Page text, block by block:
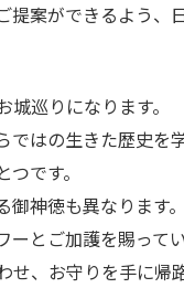
案ができるよう、
巡りになります。
はの生きた歴史を
です。
神徳も異なります。
とご加護を賜って
、お守りを手に帰